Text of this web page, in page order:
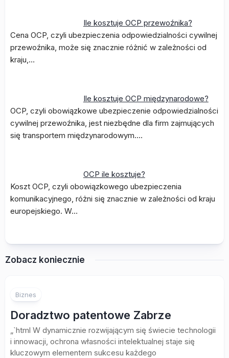
Ile kosztuje OCP przewoźnika?
Cena OCP, czyli ubezpieczenia odpowiedzialności cywilnej
przewoźnika, może się znacznie różnić w zależności od
kraju,…
Ile kosztuje OCP międzynarodowe?
OCP, czyli obowiązkowe ubezpieczenie odpowiedzialności
cywilnej przewoźnika, jest niezbędne dla firm zajmujących
się transportem międzynarodowym.…
OCP ile kosztuje?
Koszt OCP, czyli obowiązkowego ubezpieczenia
komunikacyjnego, różni się znacznie w zależności od kraju
europejskiego. W…
Zobacz koniecznie
Biznes
Doradztwo patentowe Zabrze
„`html W dynamicznie rozwijającym się świecie technologii
i innowacji, ochrona własności intelektualnej staje się
kluczowym elementem sukcesu każdego